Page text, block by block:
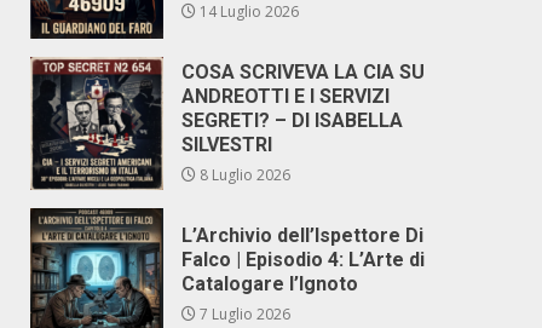
14 Luglio 2026
COSA SCRIVEVA LA CIA SU
ANDREOTTI E I SERVIZI
SEGRETI? – DI ISABELLA
SILVESTRI
8 Luglio 2026
L’Archivio dell’Ispettore Di
Falco | Episodio 4: L’Arte di
Catalogare l’Ignoto
7 Luglio 2026